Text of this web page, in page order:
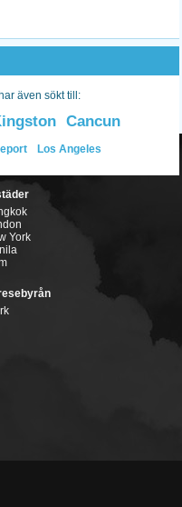
även sökt till:
Cancun
Los Angeles
York